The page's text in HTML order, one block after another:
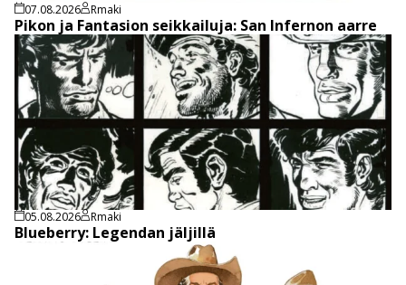
07.08.2026 Rmaki
Pikon ja Fantasion seikkailuja: San Infernon aarre
05.08.2026 Rmaki
Blueberry: Legendan jäljillä